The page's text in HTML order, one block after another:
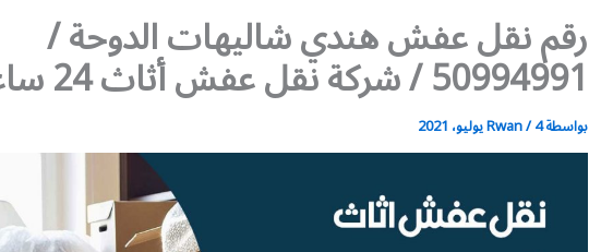
رقم نقل عفش هندي شاليهات الدوحة /
50994991 / شركة نقل عفش أثاث 24 ساعة
بواسطة Rwan/4 يوليو، 2021